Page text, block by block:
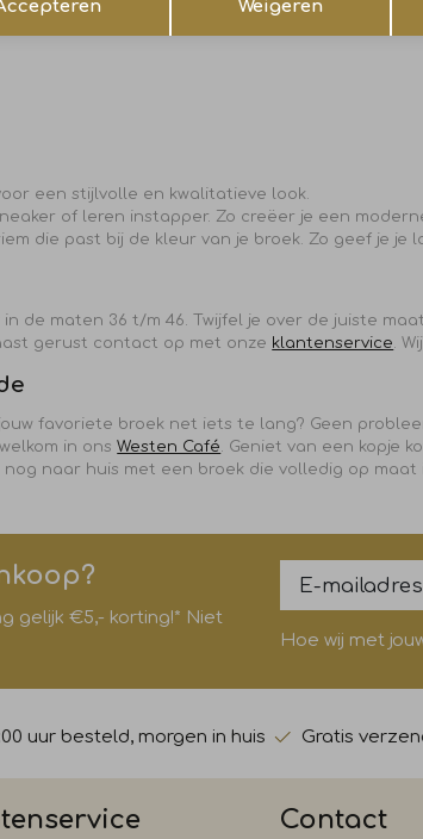
een stijlvolle en kwalitatieve look.
of leren instapper. Zo creëer je een
die past bij de kleur van je broek. Zo geef je je
de maten 36 t/m 46. Twijfel je over de juiste
gerust contact op met onze klantenservice .
favoriete broek net iets te lang? Geen
in onsWesten Café . Geniet van een kopje
naar huis met een broek die volledig op maat
gelijk €5,- korting!* Niet
Hoe wij met
uur besteld, morgen in huis Gratis
Contact
Weigeren